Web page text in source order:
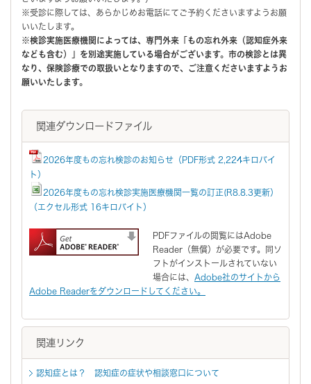
※受診に際しては、あらかじめお電話にてご予約くださいますようお願
いいたします。
※検診実施医療機関によっては、専門外来「もの忘れ外来（認知症外来
なども含む）」を別途実施している場合がございます。市の検診とは異
なり、保険診療での取扱いとなりますので、ご注意くださいますようお
願いいたします。
関連ダウンロードファイル
2026年度もの忘れ検診のお知らせ（PDF形式 2,224キロバイ
ト）
2026年度もの忘れ検診実施医療機関一覧の訂正(R8.8.3更新）
（エクセル形式 16キロバイト）
PDFファイルの閲覧にはAdobe
Reader（無償）が必要です。同ソ
フトがインストールされていない
場合には、 Adobe社のサイトから
Adobe Readerをダウンロードしてください。
関連リンク
認知症とは？ 認知症の症状や相談窓口について